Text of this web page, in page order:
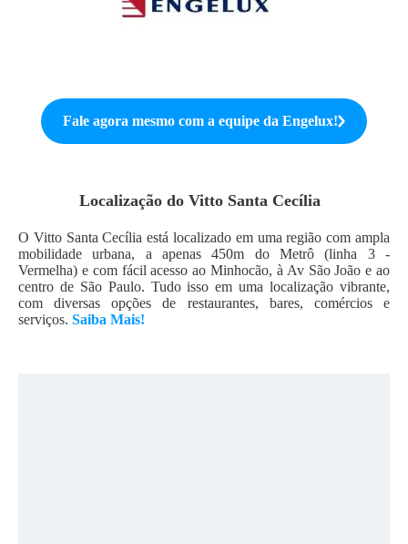
Fale agora mesmo com a equipe da Engelux!
Localização do Vitto Santa Cecília
O Vitto Santa Cecília está localizado em uma região com ampla
mobilidade urbana, a apenas 450m do Metrô (linha 3 -
Vermelha) e com fácil acesso ao Minhocão, à Av São João e ao
centro de São Paulo. Tudo isso em uma localização vibrante,
com diversas opções de restaurantes, bares, comércios e
serviços. Saiba Mais!